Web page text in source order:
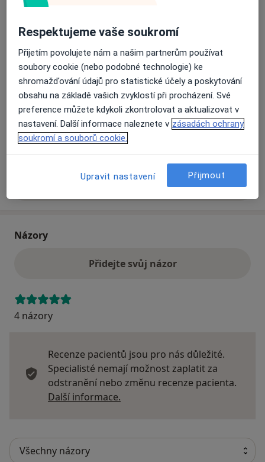
Přiblížit mapu
Dostupnost
Na této adrese online kalendář není aktivní
Co mám v takové situaci udělat?
Způsoby platby (soukromé návštěvy)
Na teto adrese lékař přijímá pacienty na pojišťovnu
Názory
Přidejte svůj názor
4 názory
Recenze pacientů jsou pro nás důležité.
Specialisté nemají možnost zaplatit za
odstranění nebo změnu recenze pacienta.
Další informace.
Respektujeme vaše soukromí
Přijetím povolujete nám a našim partnerům používat
soubory cookie (nebo podobné technologie) ke
shromažďování údajů pro statistické účely a poskytování
obsahu na základě vašich zvyklostí při procházení. Své
preference můžete kdykoli zkontrolovat a aktualizovat v
nastavení. Další informace naleznete v zásadách ochrany
soukromí a souborů cookie.
Upravit nastavení Přijmout